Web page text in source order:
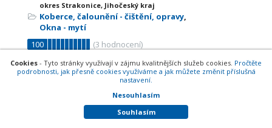
okres Strakonice, Jihočeský kraj
Koberce, čalounění - čištění, opravy,
Okna - mytí
100
(3 hodnocení)
+420 603 508 530
Čištění koberců Brno - Erik Polzer
Mezírka 7, 602 00 Brno-Veveří
Cookies - Tyto stránky využívají v zájmu kvalitnějších služeb cookies. Pročtěte
podrobnosti, jak přesně cookies využíváme a jak můžete změnit příslušná
nastavení.
Nesouhlasím
Souhlasím